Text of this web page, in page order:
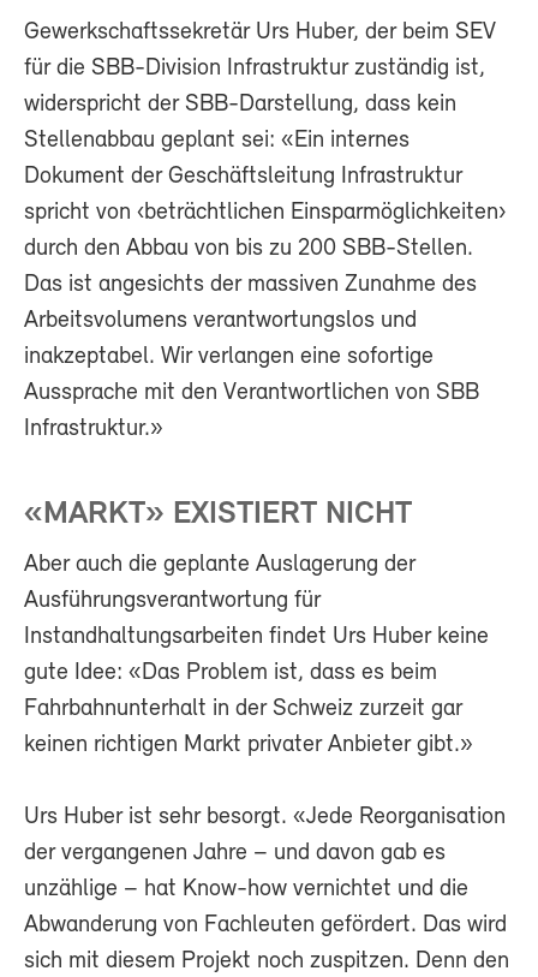
Gewerkschaftssekretär Urs Huber, der beim SEV
für die SBB-Division Infrastruktur zuständig ist,
widerspricht der SBB-Darstellung, dass kein
Stellenabbau geplant sei: «Ein internes
Dokument der Geschäftsleitung Infrastruktur
spricht von ‹beträchtlichen Einsparmöglichkeiten›
durch den Abbau von bis zu 200 SBB-Stellen.
Das ist angesichts der massiven Zunahme des
Arbeitsvolumens verantwortungslos und
inakzeptabel. Wir verlangen eine sofortige
Aussprache mit den Verantwortlichen von SBB
Infrastruktur.»
«MARKT» EXISTIERT NICHT
Aber auch die geplante Auslagerung der
Ausführungsverantwortung für
Instandhaltungsarbeiten findet Urs Huber keine
gute Idee: «Das Problem ist, dass es beim
Fahrbahnunterhalt in der Schweiz zurzeit gar
keinen richtigen Markt privater Anbieter gibt.»
Urs Huber ist sehr besorgt. «Jede Reorganisation
der vergangenen Jahre – und davon gab es
unzählige – hat Know-how vernichtet und die
Abwanderung von Fachleuten gefördert. Das wird
sich mit diesem Projekt noch zuspitzen. Denn den